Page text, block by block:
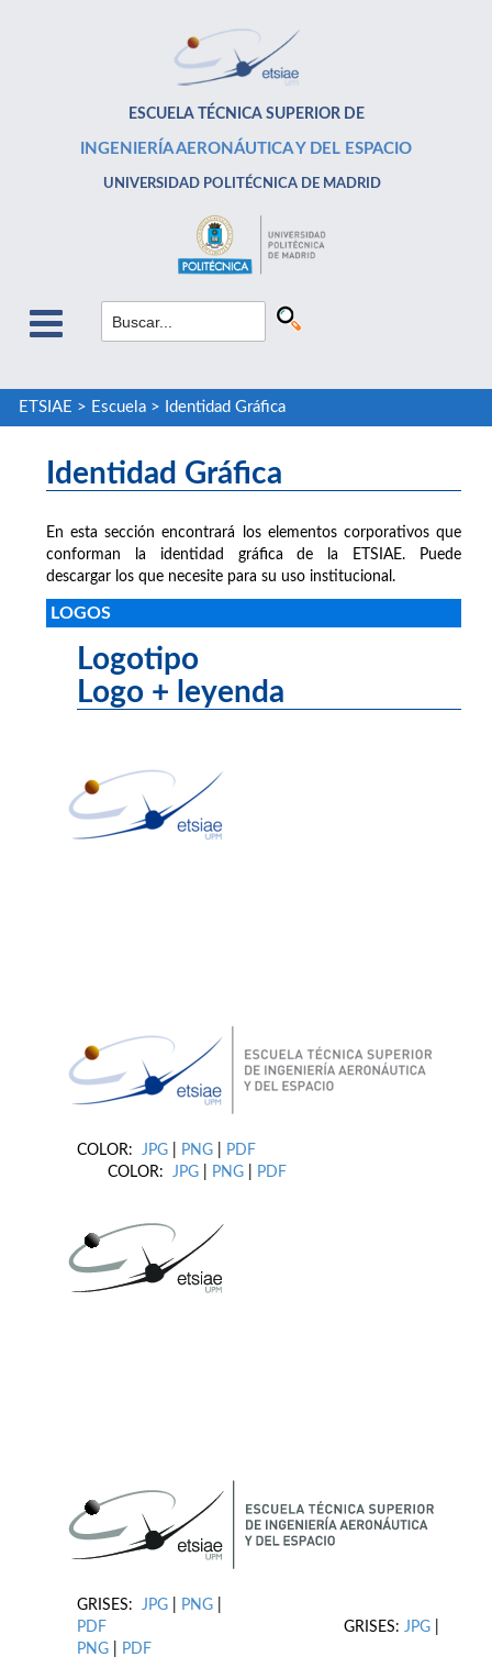
ESCUELA TÉCNICA SUPERIOR DE
INGENIERÍA AERONÁUTICA Y DEL ESPACIO
UNIVERSIDAD POLITÉCNICA DE MADRID
ETSIAE > Escuela> Identidad Gráfica
Identidad Gráfica
En esta sección encontrará los elementos corporativos que
conforman la identidad gráfica de la ETSIAE. Puede
descargar los que necesite para su uso institucional.
LOGOS
Logotipo
Logo + leyenda
COLOR: JPG PNG
PDF
COLOR: JPG PNG PDF
GRISES: JPG PNG
PDF GRISES: JPG
PNG
PDF